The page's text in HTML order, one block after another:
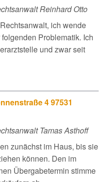
Reinhard Otto
ich wende
Problematik. Ich
und zwar seit
4 97531
Tamas Asthoff
zunächst im Haus, bis sie
können. Den im
Übergabetermin stimme